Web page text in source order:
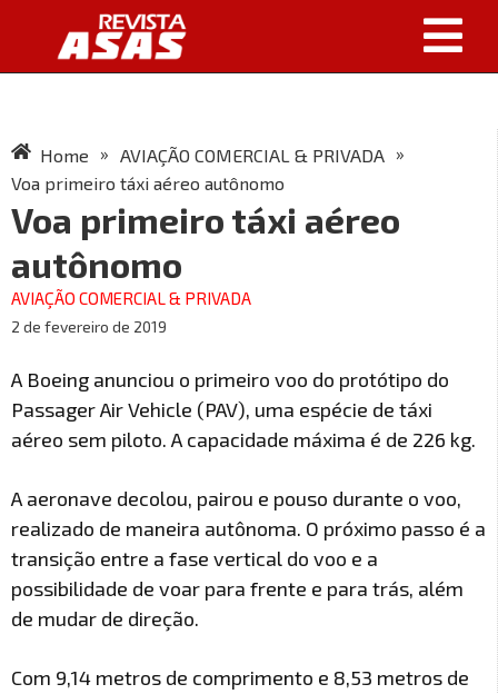
Home » AVIAÇÃO COMERCIAL & PRIVADA »
Voa primeiro táxi aéreo autônomo
Voa primeiro táxi aéreo
autônomo
AVIAÇÃO COMERCIAL & PRIVADA
2 de fevereiro de 2019
A Boeing anunciou o primeiro voo do protótipo do
Passager Air Vehicle (PAV), uma espécie de táxi
aéreo sem piloto. A capacidade máxima é de 226 kg.
A aeronave decolou, pairou e pouso durante o voo,
realizado de maneira autônoma. O próximo passo é a
transição entre a fase vertical do voo e a
possibilidade de voar para frente e para trás, além
de mudar de direção.
Com 9,14 metros de comprimento e 8,53 metros de